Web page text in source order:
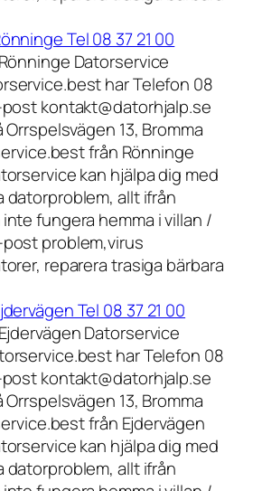
Tel 08 37 21 00
Datorservice
har Telefon 08
post kontakt@datorhjalp.se
13, Bromma
från Rönninge
kan hjälpa dig med
datorproblem, allt ifrån
fungera hemma i villan /
problem,virus
reparera trasiga bärbara
Tel 08 37 21 00
Datorservice
har Telefon 08
post kontakt@datorhjalp.se
13, Bromma
från Ejdervägen
kan hjälpa dig med
datorproblem, allt ifrån